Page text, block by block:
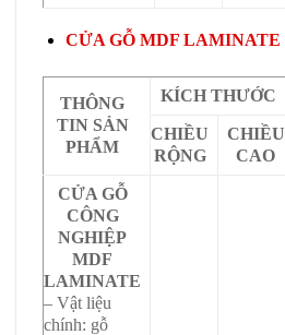
CỬA GỖ MDF LAMINATE
THÔNG
TIN SẢN
PHẨM
KÍCH THƯỚC
CHIỀU
RỘNG
CHIỀU
CAO
CỬA GỖ
CÔNG
NGHIỆP
MDF
LAMINATE
– Vật liệu
chính: gỗ